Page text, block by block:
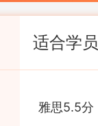
适合学员
雅思5.5分